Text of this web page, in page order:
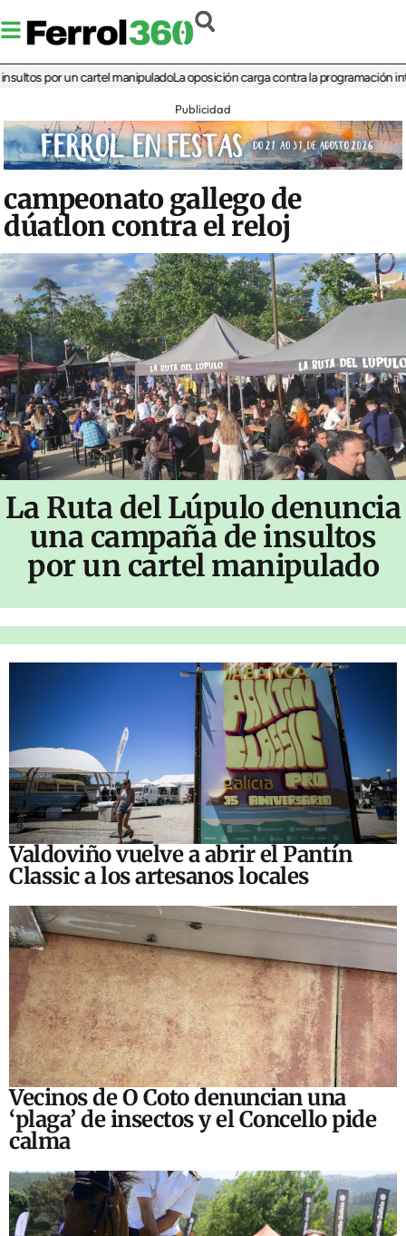
por un cartel manipuladoLa oposición carga contra la programación infantil
Publicidad
campeonato gallego de
dúatlon contra el reloj
La Ruta del Lúpulo denuncia
una campaña de insultos
por un cartel manipulado
Valdoviño vuelve a abrir el Pantín
Classic a los artesanos locales
Vecinos de O Coto denuncian una
‘plaga’ de insectos y el Concello pide
calma